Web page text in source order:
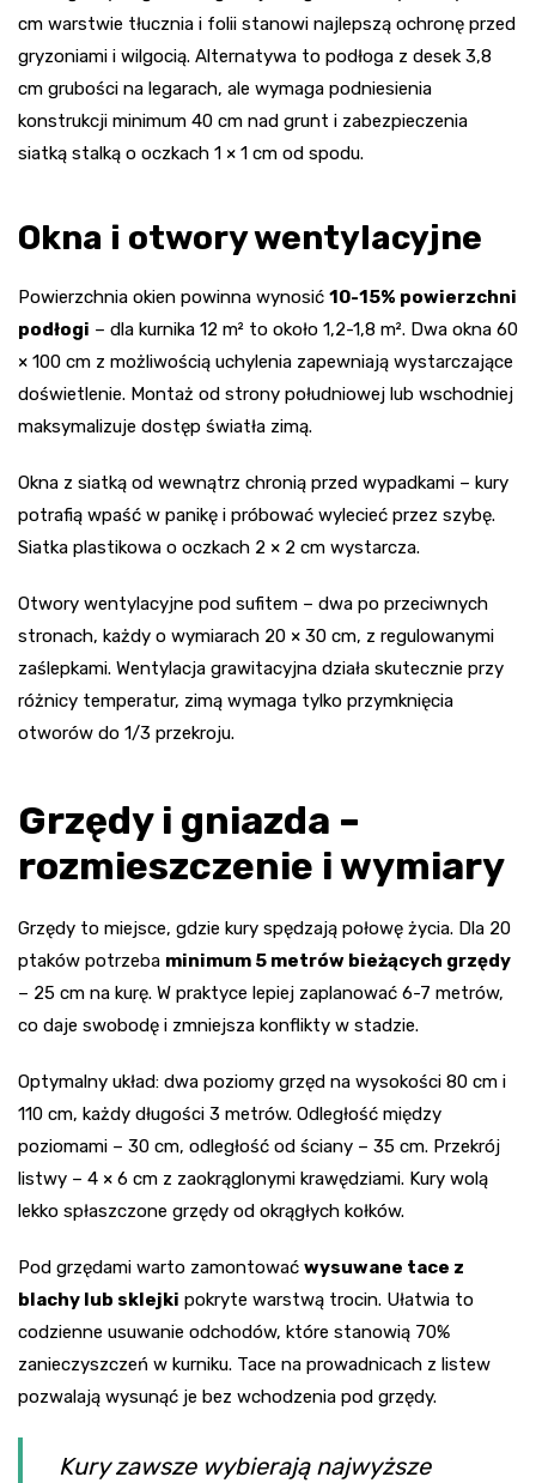
cm warstwie tłucznia i folii stanowi najlepszą ochronę przed
gryzoniami i wilgocią. Alternatywa to podłoga z desek 3,8
cm grubości na legarach, ale wymaga podniesienia
konstrukcji minimum 40 cm nad grunt i zabezpieczenia
siatką stalką o oczkach 1 × 1 cm od spodu.
Okna i otwory wentylacyjne
Powierzchnia okien powinna wynosić 10-15% powierzchni
podłogi – dla kurnika 12 m² to około 1,2-1,8 m². Dwa okna 60
× 100 cm z możliwością uchylenia zapewniają wystarczające
doświetlenie. Montaż od strony południowej lub wschodniej
maksymalizuje dostęp światła zimą.
Okna z siatką od wewnątrz chronią przed wypadkami – kury
potrafią wpaść w panikę i próbować wylecieć przez szybę.
Siatka plastikowa o oczkach 2 × 2 cm wystarcza.
Otwory wentylacyjne pod sufitem – dwa po przeciwnych
stronach, każdy o wymiarach 20 × 30 cm, z regulowanymi
zaślepkami. Wentylacja grawitacyjna działa skutecznie przy
różnicy temperatur, zimą wymaga tylko przymknięcia
otworów do 1/3 przekroju.
Grzędy i gniazda –
rozmieszczenie i wymiary
Grzędy to miejsce, gdzie kury spędzają połowę życia. Dla 20
ptaków potrzeba minimum 5 metrów bieżących grzędy
– 25 cm na kurę. W praktyce lepiej zaplanować 6-7 metrów,
co daje swobodę i zmniejsza konflikty w stadzie.
Optymalny układ: dwa poziomy grzęd na wysokości 80 cm i
110 cm, każdy długości 3 metrów. Odległość między
poziomami – 30 cm, odległość od ściany – 35 cm. Przekrój
listwy – 4 × 6 cm z zaokrąglonymi krawędziami. Kury wolą
lekko spłaszczone grzędy od okrągłych kołków.
Pod grzędami warto zamontować wysuwane tace z
blachy lub sklejki pokryte warstwą trocin. Ułatwia to
codzienne usuwanie odchodów, które stanowią 70%
zanieczyszczeń w kurniku. Tace na prowadnicach z listew
pozwalają wysunąć je bez wchodzenia pod grzędy.
Kury zawsze wybierają najwyższe